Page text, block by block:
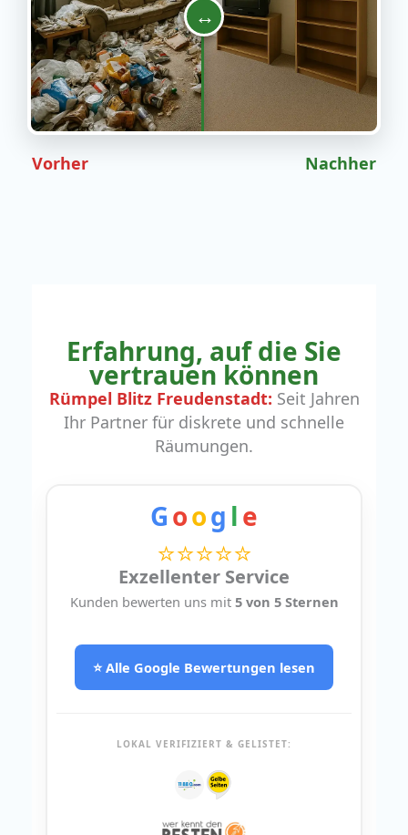
↔
Vorher Nachher
Erfahrung, auf die Sie
vertrauen können
Rümpel Blitz Freudenstadt: Seit Jahren
Ihr Partner für diskrete und schnelle
Räumungen.
Goog le
⭐⭐⭐⭐⭐
Exzellenter Service
Kunden bewerten uns mit 5 von 5 Sternen
⭐ Alle Google Bewertungen lesen
LOKAL VERIFIZIERT & GELISTET: